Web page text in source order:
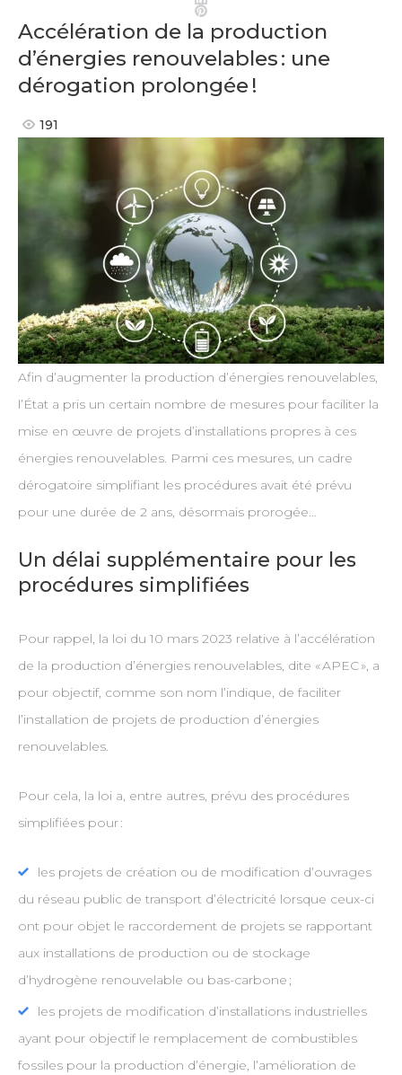
Pinterest
Accélération de la production
d’énergies renouvelables : une
dérogation prolongée !
191
Afin d’augmenter la production d’énergies renouvelables,
l’État a pris un certain nombre de mesures pour faciliter la
mise en œuvre de projets d’installations propres à ces
énergies renouvelables. Parmi ces mesures, un cadre
dérogatoire simplifiant les procédures avait été prévu
pour une durée de 2 ans, désormais prorogée…
Un délai supplémentaire pour les
procédures simplifiées
Pour rappel, la loi du 10 mars 2023 relative à l’accélération
de la production d’énergies renouvelables, dite « APEC », a
pour objectif, comme son nom l’indique, de faciliter
l’installation de projets de production d’énergies
renouvelables.
Pour cela, la loi a, entre autres, prévu des procédures
simplifiées pour :
les projets de création ou de modification d’ouvrages
du réseau public de transport d’électricité lorsque ceux-ci
ont pour objet le raccordement de projets se rapportant
aux installations de production ou de stockage
d’hydrogène renouvelable ou bas-carbone ;
les projets de modification d’installations industrielles
ayant pour objectif le remplacement de combustibles
fossiles pour la production d’énergie, l’amélioration de